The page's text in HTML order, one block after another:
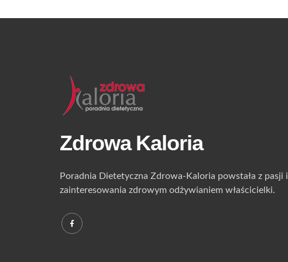
Zdrowa Kaloria
Poradnia Dietetyczna Zdrowa-Kaloria powstała z pasji i
zainteresowania zdrowym odżywianiem właścicielki.